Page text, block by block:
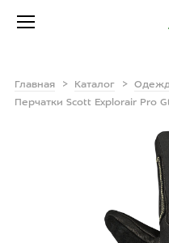
Главная Каталог
Перчатки Scott Explorair Pro